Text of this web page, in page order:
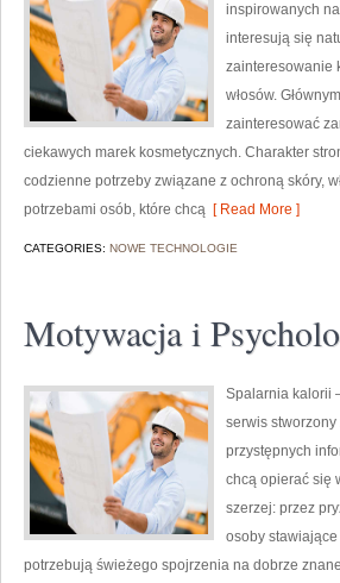
inspirowanych
interesują się
zainteresowanie
włosów.
zainteresować
ciekawych marek kosmetycznych. Charakter
codzienne potrzeby związane z ochroną skóry,
potrzebami osób, które chcą [ Read More ]
CATEGORIES: NOWE TECHNOLOGIE
Motywacja i
Spalarnia kalorii
serwis
przystępnych
chcą opierać się
szerzej: przez
osoby
potrzebują świeżego spojrzenia na dobrze